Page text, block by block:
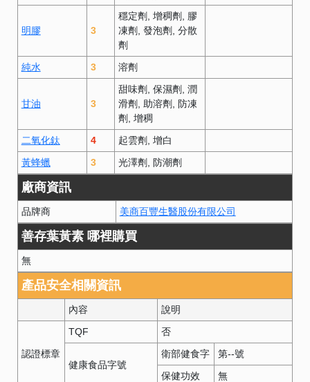
明膠 3
穩定劑 增稠劑 膠
凍劑 發泡劑 分散
劑
純水
3 溶劑
甘油 3
甜味劑 保濕劑 潤
滑劑 助溶劑 防凍
劑 增稠
二氧化鈦
4 起雲劑 增白
黃蜂蠟
3 光澤劑 防潮劑
廠商資訊
品牌商 美商百豐生醫股份有限公司
善存葉黃素 哪裡購買
無
產品安全相關資訊
內容 說明
認證標章
TQF 否
健康食品字號
衛部健食字 第--號
保健功效
無